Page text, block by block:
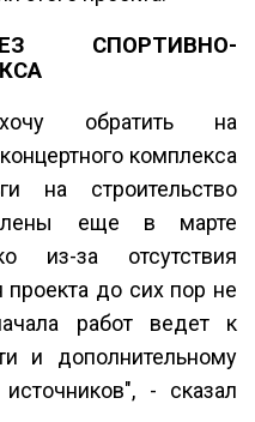
СПОРТИВНО-
обратить на
комплекса
на строительство
еще в марте
из-за отсутствия
проекта до сих пор не
работ ведет к
и дополнительному
- сказал